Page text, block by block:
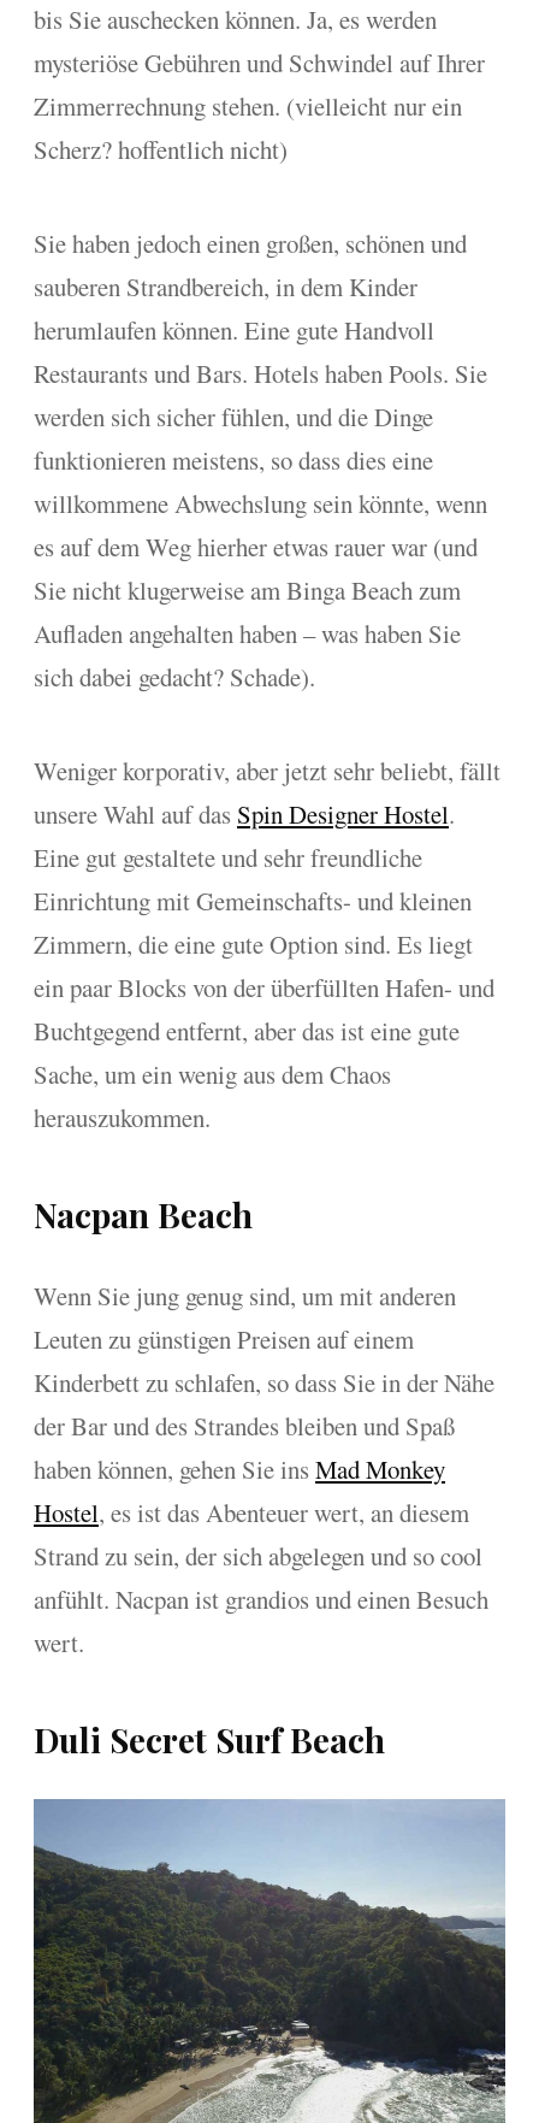
bis Sie auschecken können. Ja, es werden
mysteriöse Gebühren und Schwindel auf Ihrer
Zimmerrechnung stehen. (vielleicht nur ein
Scherz? hoffentlich nicht)
Sie haben jedoch einen großen, schönen und
sauberen Strandbereich, in dem Kinder
herumlaufen können. Eine gute Handvoll
Restaurants und Bars. Hotels haben Pools. Sie
werden sich sicher fühlen, und die Dinge
funktionieren meistens, so dass dies eine
willkommene Abwechslung sein könnte, wenn
es auf dem Weg hierher etwas rauer war (und
Sie nicht klugerweise am Binga Beach zum
Aufladen angehalten haben – was haben Sie
sich dabei gedacht? Schade).
Weniger korporativ, aber jetzt sehr beliebt, fällt
unsere Wahl auf das Spin Designer Hostel.
Eine gut gestaltete und sehr freundliche
Einrichtung mit Gemeinschafts- und kleinen
Zimmern, die eine gute Option sind. Es liegt
ein paar Blocks von der überfüllten Hafen- und
Buchtgegend entfernt, aber das ist eine gute
Sache, um ein wenig aus dem Chaos
herauszukommen.
Nacpan Beach
Wenn Sie jung genug sind, um mit anderen
Leuten zu günstigen Preisen auf einem
Kinderbett zu schlafen, so dass Sie in der Nähe
der Bar und des Strandes bleiben und Spaß
haben können, gehen Sie insMad Monkey
Hostel, es ist das Abenteuer wert, an diesem
Strand zu sein, der sich abgelegen und so cool
anfühlt. Nacpan ist grandios und einen Besuch
wert.
Duli Secret Surf Beach